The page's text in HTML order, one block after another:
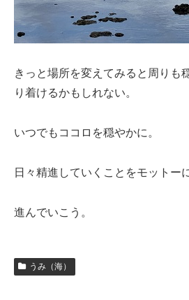
きっと場所を変えてみると周りも
り着けるかもしれない。
いつでもココロを穏やかに。
日々精進していくことをモットー
進んでいこう。
うみ（海）